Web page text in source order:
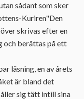
sådant som sker
Kuriren"Den
skrivas efter en
och berättas på ett
läsning, en av årets
är bland det
sig tätt intill sina